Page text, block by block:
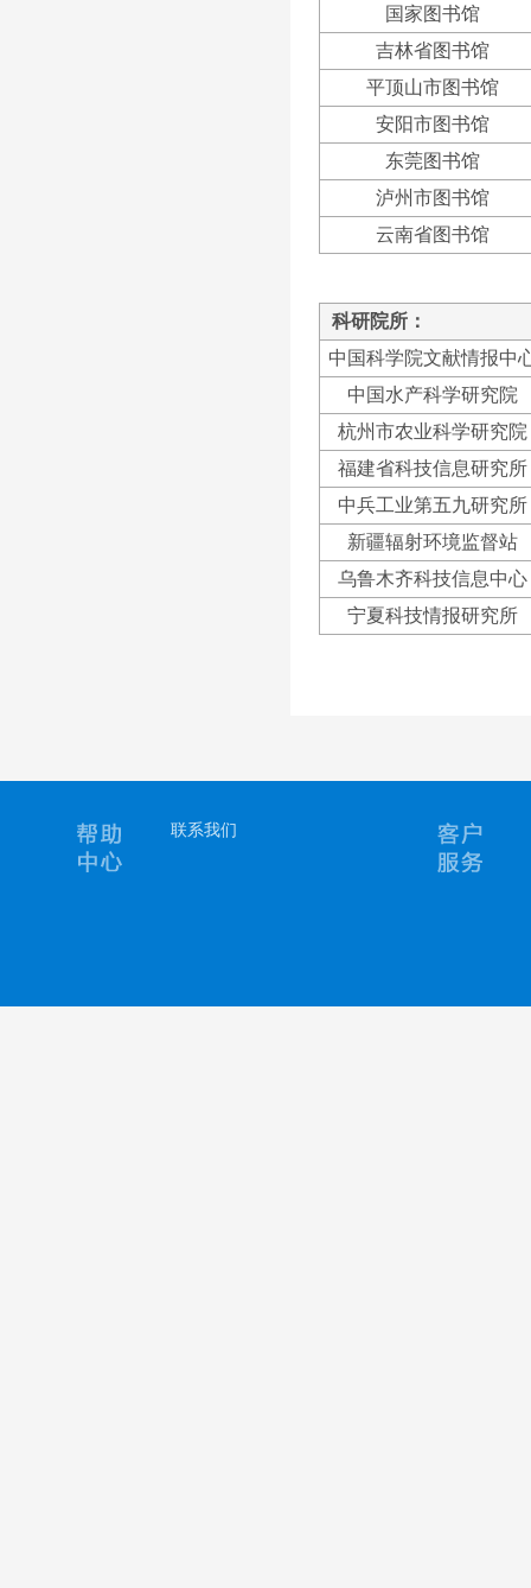
国家图书馆
吉林省图书馆
平顶山市图书馆
安阳市图书馆
东莞图书馆
泸州市图书馆
云南省图书馆
科研院所：
中国科学院文献情报中
中国水产科学研究院
杭州市农业科学研究院
福建省科技信息研究所
中兵工业第五九研究所
新疆辐射环境监督站
乌鲁木齐科技信息中心
宁夏科技情报研究所
联系我们